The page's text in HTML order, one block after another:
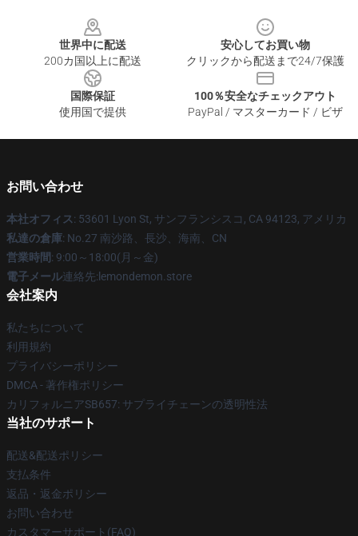
世界中に配送
200カ国以上に配送
安心してお買い物
クリックから配送まで24/7保護
国際保証
使用国で提供
100％安全なチェックアウト
PayPal / マスターカード / ビザ
お問い合わせ
本社オフィス: 53601 Lyon St, サンフランシスコ, CA 94123, アメリカ
私達の倉庫: No.27 南沙路、長沙、海南、CN
営業時間: 9:00～18:00(月～金)
電子メール連絡先:lemondemon.store
会社案内
私たちについて
利用規約
プライバシーポリシー
DMCA - 著作権ポリシー
カリフォルニアSB657: サプライチェーンの透明性法
当社のサポート
配送&配送ポリシー
支払条件
返品・返金ポリシー
お問い合わせ
カスタマーサポート(FAQ)